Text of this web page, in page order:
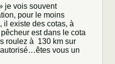
je vois souvent
pour le moins
il existe des cotas, à
est dans le cota
roulez à 130 km sur
vous un